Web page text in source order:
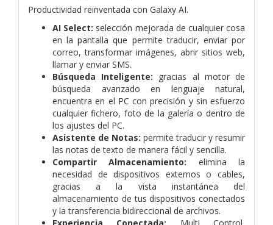
Productividad reinventada con Galaxy AI.
AI Select: selección mejorada de cualquier cosa
en la pantalla que permite traducir, enviar por
correo, transformar imágenes, abrir sitios web,
llamar y enviar SMS.
Búsqueda Inteligente: gracias al motor de
búsqueda avanzado en lenguaje natural,
encuentra en el PC con precisión y sin esfuerzo
cualquier fichero, foto de la galería o dentro de
los ajustes del PC.
Asistente de Notas: permite traducir y resumir
las notas de texto de manera fácil y sencilla.
Compartir Almacenamiento: elimina la
necesidad de dispositivos externos o cables,
gracias a la vista instantánea del
almacenamiento de tus dispositivos conectados
y la transferencia bidireccional de archivos.
Experiencia Conectada: Multi Control,